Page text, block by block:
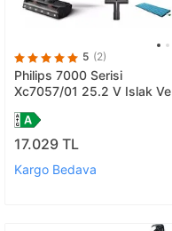
5 (2)
Philips 7000 Serisi
Xc7057/01 25.2 V Islak Ve
17.029 TL
Kargo Bedava